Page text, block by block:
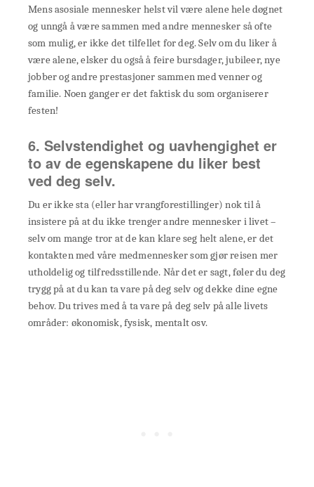
Mens asosiale mennesker helst vil være alene hele døgnet
og unngå å være sammen med andre mennesker så ofte
som mulig, er ikke det tilfellet for deg. Selv om du liker å
være alene, elsker du også å feire bursdager, jubileer, nye
jobber og andre prestasjoner sammen med venner og
familie. Noen ganger er det faktisk du som organiserer
festen!
6. Selvstendighet og uavhengighet er
to av de egenskapene du liker best
ved deg selv.
Du er ikke sta (eller har vrangforestillinger) nok til å
insistere på at du ikke trenger andre mennesker i livet –
selv om mange tror at de kan klare seg helt alene, er det
kontakten med våre medmennesker som gjør reisen mer
utholdelig og tilfredsstillende. Når det er sagt, føler du deg
trygg på at du kan ta vare på deg selv og dekke dine egne
behov. Du trives med å ta vare på deg selv på alle livets
områder: økonomisk, fysisk, mentalt osv.